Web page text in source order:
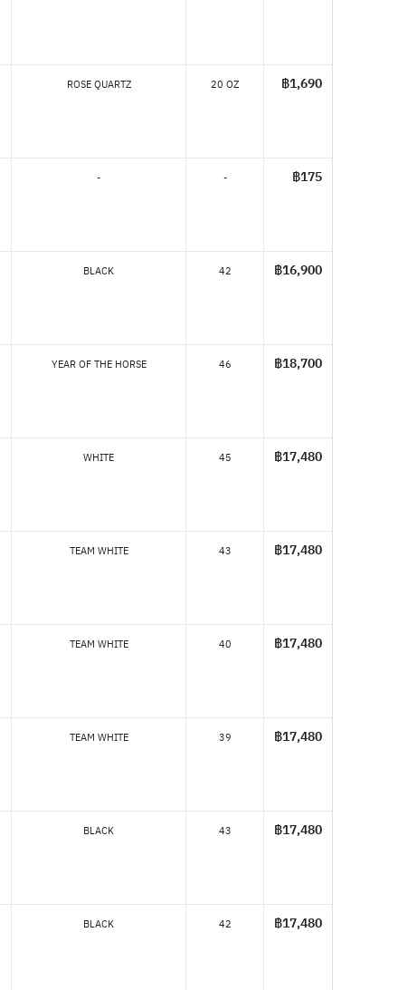
ROSE QUARTZ 20 OZ ฿1,690
- - ฿175
BLACK 42 ฿16,900
YEAR OF THE HORSE 46 ฿18,700
WHITE 45 ฿17,480
TEAM WHITE 43 ฿17,480
TEAM WHITE 40 ฿17,480
TEAM WHITE 39 ฿17,480
BLACK 43 ฿17,480
BLACK 42 ฿17,480